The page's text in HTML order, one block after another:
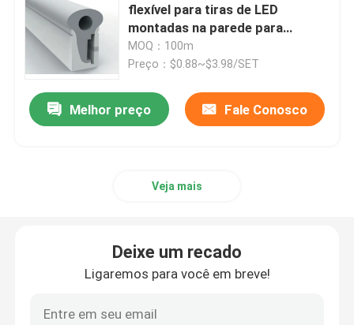
flexível para tiras de LED
montadas na parede para
iluminação doméstica
MOQ：100m
Preço：$0.88~$3.98/SET
Melhor preço Fale Conosco
Veja mais
Deixe um recado
Ligaremos para você em breve!